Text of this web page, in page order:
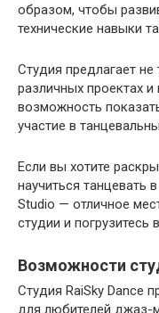
образом, чтобы
технические навыки
Студия предлагает не
различных проектах
возможность
участие в
Если вы хотите
научиться танцевать
Studio — отличное
студии и
Возможности
Студия RaiSky Dance
для любителей джаз-